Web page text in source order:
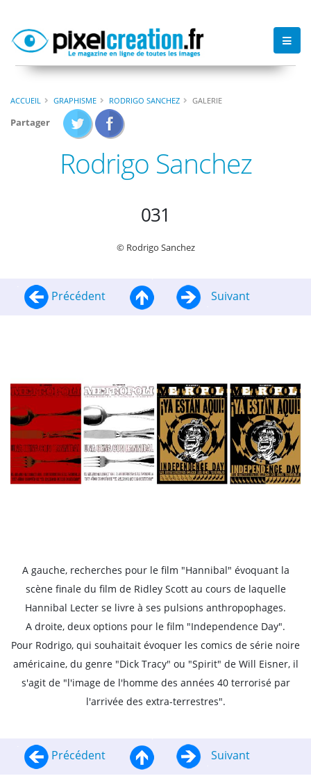
ACCUEIL GRAPHISME RODRIGO SANCHEZ GALERIE
Partager
Rodrigo Sanchez
031
© Rodrigo Sanchez
Précédent Suivant
A gauche, recherches pour le film "Hannibal" évoquant la
scène finale du film de Ridley Scott au cours de laquelle
Hannibal Lecter se livre à ses pulsions anthropophages.
A droite, deux options pour le film "Independence Day".
Pour Rodrigo, qui souhaitait évoquer les comics de série noire
américaine, du genre "Dick Tracy" ou "Spirit" de Will Eisner, il
s'agit de "l'image de l'homme des années 40 terrorisé par
l'arrivée des extra-terrestres".
Précédent Suivant